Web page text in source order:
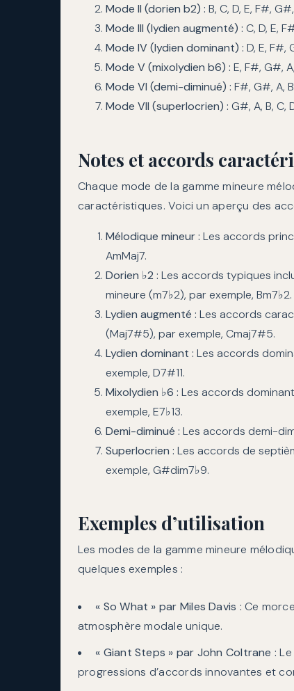
Mode II (dorien b2) : B, C, D, E, F#,
Mode III (lydien augmenté) : C, D, E,
Mode IV (lydien dominant) : D, E, F#,
Mode V (mixolydien b6) : E, F#, G#,
Mode VI (demi-diminué) : F#, G#, A,
Mode VII (superlocrien) : G#, A, B, C,
Notes et accords
Chaque mode de la gamme mineure
caractéristiques. Voici un aperçu des
Mélodique mineur : Les accords
AmMaj7.
Dorien ♭2 : Les accords typiques
mineure (m7♭2), par exemple, Bm7♭2.
Lydien augmenté : Les accords
(Maj7#5), par exemple, Cmaj7#5.
Lydien dominant : Les accords
exemple, D7#11.
Mixolydien ♭6 : Les accords
exemple, E7♭13.
Demi-diminué : Les accords demi-
Superlocrien : Les accords de
exemple, G#dim7♭9.
Exemples d’utilisation
Les modes de la gamme mineure
quelques exemples :
« So What » par Miles Davis : Ce
atmosphère modale unique.
« Giant Steps » par John Coltrane :
progressions d’accords innovantes et